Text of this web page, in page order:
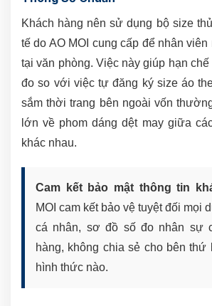
Khách hàng nên sử dụng bộ size
tế do AO MOI cung cấp để nhân
tại văn phòng. Việc này giúp hạn
đo so với việc tự đăng ký size áo
sắm thời trang bên ngoài vốn
lớn về phom dáng dệt may giữa
khác nhau.
Cam kết bảo mật thông tin
MOI cam kết bảo vệ tuyệt đối mọi
cá nhân, sơ đồ số đo nhân sự
hàng, không chia sẻ cho bên
hình thức nào.